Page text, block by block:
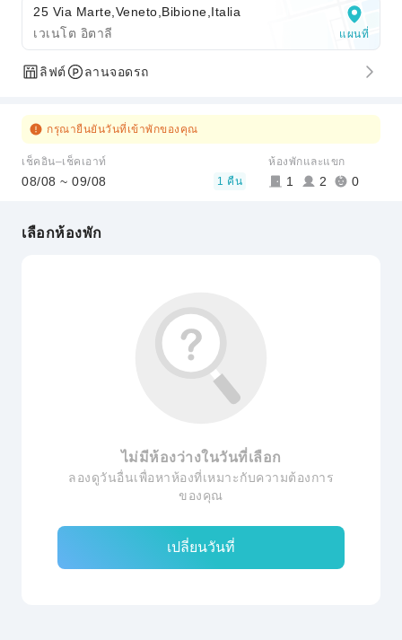
25 Via Marte,Veneto,Bibione,Italia
เวเนโต อิตาลี
แผนที่
ลิฟต์ ลานจอดรถ
กรุณายืนยันวันที่เข้าพักของคุณ
เช็คอิน–เช็คเอาท์
08/08 ~ 09/08 1 คืน
ห้องพักและแขก
1 2 0
เลือกห้องพัก
ไม่มีห้องว่างในวันที่เลือก
ลองดูวันอื่นเพื่อหาห้องที่เหมาะกับความต้องการ
ของคุณ
เปลี่ยนวันที่